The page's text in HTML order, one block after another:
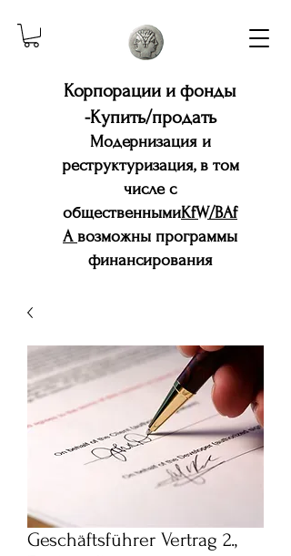
Корпорации и фонды
-Купить/продать
Модернизация и
реструктуризация, в том
числе с
общественнымиKfW/BAf
Aвозможны программы
финансирования
Geschäftsführer Vertrag 2.,